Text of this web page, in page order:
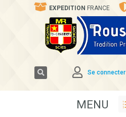
EXPEDITION FRANCE
Se connecter
MENU